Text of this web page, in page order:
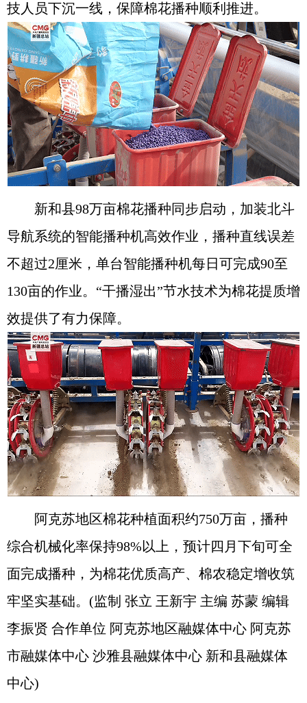
技人员下沉一线，保障棉花播种顺利推进。
新和县98万亩棉花播种同步启动，加装北斗
导航系统的智能播种机高效作业，播种直线误差
不超过2厘米，单台智能播种机每日可完成90至
130亩的作业。“干播湿出”节水技术为棉花提质增
效提供了有力保障。
阿克苏地区棉花种植面积约750万亩，播种
综合机械化率保持98%以上，预计四月下旬可全
面完成播种，为棉花优质高产、棉农稳定增收筑
牢坚实基础。(监制 张立 王新宇 主编 苏蒙 编辑
李振贤 合作单位 阿克苏地区融媒体中心 阿克苏
市融媒体中心 沙雅县融媒体中心 新和县融媒体
中心)